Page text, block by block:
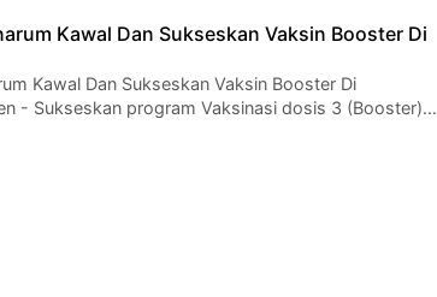
Kawal Dan Sukseskan Vaksin Booster Di
Kawal Dan Sukseskan Vaksin Booster Di
- Sukseskan program Vaksinasi dosis 3 (Booster)…